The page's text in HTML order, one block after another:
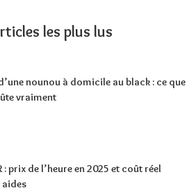
les plus lus
nounou à domicile au black : ce que
vraiment
: prix de l’heure en 2025 et coût réel
aides